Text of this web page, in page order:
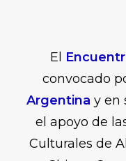
El
convocado
Argentina y en
el apoyo de
Culturales de